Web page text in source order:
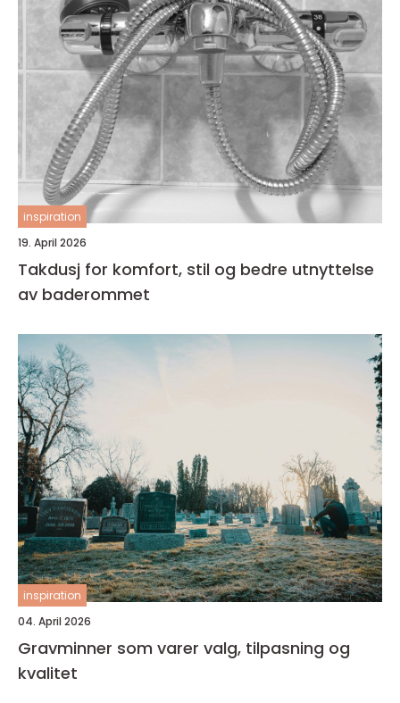
inspiration
19. April 2026
Takdusj for komfort, stil og bedre utnyttelse
av baderommet
inspiration
04. April 2026
Gravminner som varer valg, tilpasning og
kvalitet